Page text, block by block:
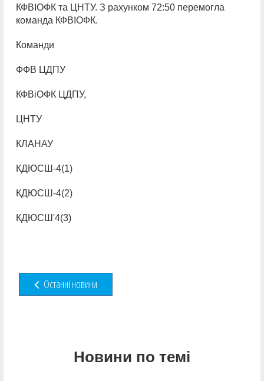
КФВІОФК та ЦНТУ. З рахунком 72:50 перемогла
команда КФВІОФК.
Команди
ФФВ ЦДПУ
КФВіОФК ЦДПУ,
ЦНТУ
КЛАНАУ
КДЮСШ-4(1)
КДЮСШ-4(2)
КДЮСШ'4(3)
Останні новини
Новини по темі